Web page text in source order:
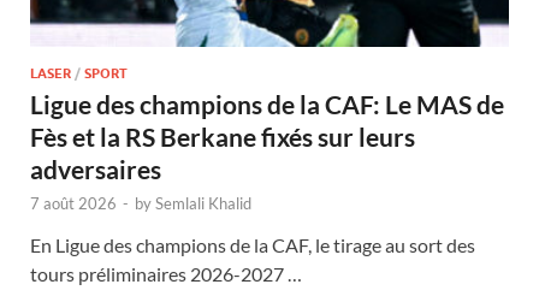
LASER / SPORT
Ligue des champions de la CAF: Le MAS de
Fès et la RS Berkane fixés sur leurs
adversaires
7 août 2026 - bySemlali Khalid
En Ligue des champions de la CAF, le tirage au sort des
tours préliminaires 2026-2027 …